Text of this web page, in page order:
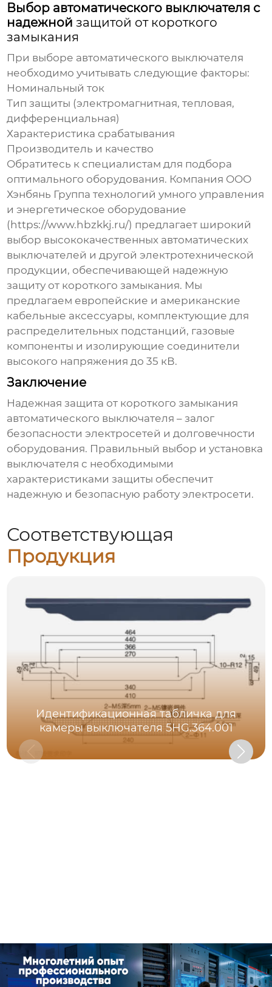
Выбор автоматического выключателя с
надежнойзащитой от короткого
замыкания
При выборе автоматического выключателя
необходимо учитывать следующие факторы:
Номинальный ток
Тип защиты (электромагнитная, тепловая,
дифференциальная)
Характеристика срабатывания
Производитель и качество
Обратитесь к специалистам для подбора
оптимального оборудования. Компания ООО
Хэнбянь Группа технологий умного управления
и энергетическое оборудование
( https://www.hbzkkj.ru/) предлагает широкий
выбор высококачественных автоматических
выключателей и другой электротехнической
продукции, обеспечивающей надежную
защиту от короткого замыкания. Мы
предлагаем европейские и американские
кабельные аксессуары, комплектующие для
распределительных подстанций, газовые
компоненты и изолирующие соединители
высокого напряжения до 35 кВ.
Заключение
Надежнаязащита от короткого замыкания
автоматического выключателя – залог
безопасности электросетей и долговечности
оборудования. Правильный выбор и установка
выключателя с необходимыми
характеристиками защиты обеспечит
надежную и безопасную работу электросети.
Соответствующая
Продукция
Идентификационная табличка для
камеры выключателя 5HG.364.001